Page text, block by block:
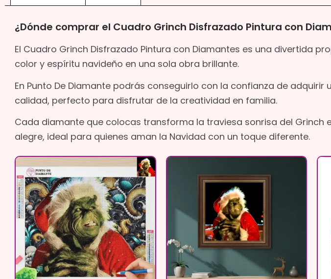
¿Dónde comprar el Cuadro Grinch Disfrazado Pintura con
El Cuadro Grinch Disfrazado Pintura con Diamantes es una divertida
color y espíritu navideño en una sola obra brillante.
En Punto De Diamante podrás conseguirlo con la confianza de adquirir
calidad, perfecto para disfrutar de la creatividad en familia.
Cada diamante que colocas transforma la traviesa sonrisa del Grinch
alegre, ideal para quienes aman la Navidad con un toque diferente.